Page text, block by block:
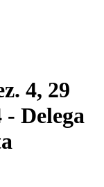
4, 29
- Delega